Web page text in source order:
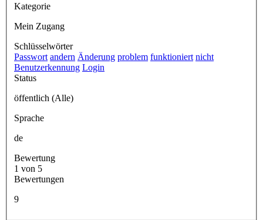
Kategorie
Mein Zugang
Schlüsselwörter
Passwort andern Änderung problem funktioniert nicht
Benutzerkennung Login
Status
öffentlich (Alle)
Sprache
de
Bewertung
1 von 5
Bewertungen
9